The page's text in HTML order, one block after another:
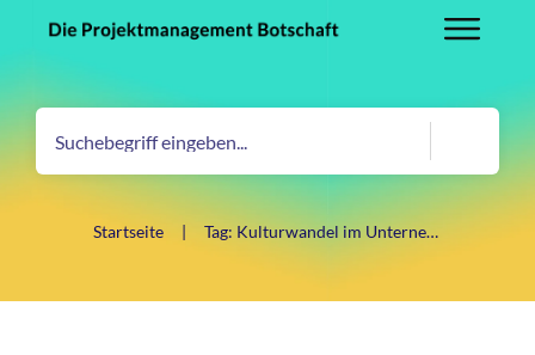
Startseite | Tag: Kulturwandel im Unternehmen